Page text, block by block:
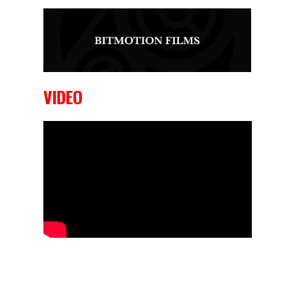
9 OKTOBER, 2023
CWA Lowlands 7
VIDEO